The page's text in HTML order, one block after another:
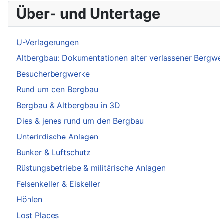
Über- und Untertage
U-Verlagerungen
Altbergbau: Dokumentationen alter verlassener
Besucherbergwerke
Rund um den Bergbau
Bergbau & Altbergbau in 3D
Dies & jenes rund um den Bergbau
Unterirdische Anlagen
Bunker & Luftschutz
Rüstungsbetriebe & militärische Anlagen
Felsenkeller & Eiskeller
Höhlen
Lost Places